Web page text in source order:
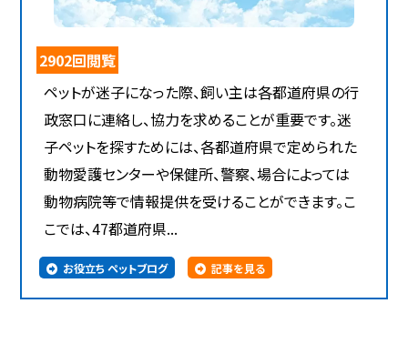
2902回閲覧
ペットが迷子になった際、飼い主は各都道府県の行
政窓口に連絡し、協力を求めることが重要です。迷
子ペットを探すためには、各都道府県で定められた
動物愛護センターや保健所、警察、場合によっては
動物病院等で情報提供を受けることができます。こ
こでは、47都道府県...
お役立ち ペットブログ 記事を見る